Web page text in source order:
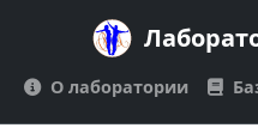
О лаборатории